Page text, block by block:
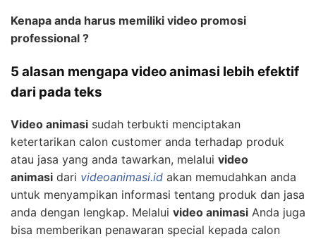
Kenapa anda harus memiliki video promosi
professional ?
5 alasan mengapa video animasi lebih efektif
dari pada teks
Video animasi sudah terbukti menciptakan
ketertarikan calon customer anda terhadap produk
atau jasa yang anda tawarkan, melalui video
animasi dari videoanimasi.id akan memudahkan anda
untuk menyampikan informasi tentang produk dan jasa
anda dengan lengkap. Melalui video animasi Anda juga
bisa memberikan penawaran special kepada calon